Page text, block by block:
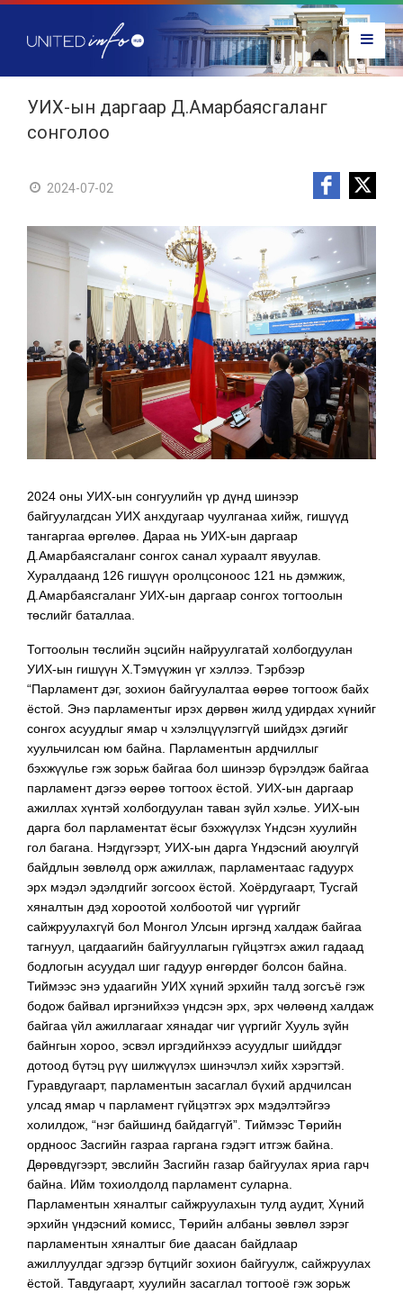
УИХ-ын даргаар Д.Амарбаясгаланг
сонголоо
2024-07-02
2024 оны УИХ-ын сонгуулийн үр дүнд шинээр
байгуулагдсан УИХ анхдугаар чуулганаа хийж, гишүүд
тангаргаа өргөлөө. Дараа нь УИХ-ын даргаар
Д.Амарбаясгаланг сонгох санал хураалт явуулав.
Хуралдаанд 126 гишүүн оролцсоноос 121 нь дэмжиж,
Д.Амарбаясгаланг УИХ-ын даргаар сонгох тогтоолын
төслийг баталлаа.
Тогтоолын төслийн эцсийн найруулгатай холбогдуулан
УИХ-ын гишүүн Х.Тэмүүжин үг хэллээ. Тэрбээр
“Парламент дэг, зохион байгуулалтаа өөрөө тогтоож байх
ёстой. Энэ парламентыг ирэх дөрвөн жилд удирдах хүнийг
сонгох асуудлыг ямар ч хэлэлцүүлэггүй шийдэх дэгийг
хуульчилсан юм байна. Парламентын ардчиллыг
бэхжүүлье гэж зорьж байгаа бол шинээр бүрэлдэж байгаа
парламент дэгээ өөрөө тогтоох ёстой. УИХ-ын даргаар
ажиллах хүнтэй холбогдуулан таван зүйл хэлье. УИХ-ын
дарга бол парламентат ёсыг бэхжүүлэх Үндсэн хуулийн
гол багана. Нэгдүгээрт, УИХ-ын дарга Үндэсний аюулгүй
байдлын зөвлөлд орж ажиллаж, парламентаас гадуурх
эрх мэдэл эдэлдгийг зогсоох ёстой. Хоёрдугаарт, Тусгай
хяналтын дэд хороотой холбоотой чиг үүргийг
сайжруулахгүй бол Монгол Улсын иргэнд халдаж байгаа
тагнуул, цагдаагийн байгууллагын гүйцэтгэх ажил гадаад
бодлогын асуудал шиг гадуур өнгөрдөг болсон байна.
Тиймээс энэ удаагийн УИХ хүний эрхийн талд зогсъё гэж
бодож байвал иргэнийхээ үндсэн эрх, эрх чөлөөнд халдаж
байгаа үйл ажиллагааг хянадаг чиг үүргийг Хууль зүйн
байнгын хороо, эсвэл иргэдийнхээ асуудлыг шийддэг
дотоод бүтэц рүү шилжүүлэх шинэчлэл хийх хэрэгтэй.
Гуравдугаарт, парламентын засаглал бүхий ардчилсан
улсад ямар ч парламент гүйцэтгэх эрх мэдэлтэйгээ
холилдож, “нэг байшинд байдаггүй”. Тиймээс Төрийн
ордноос Засгийн газраа гаргана гэдэгт итгэж байна.
Дөрөвдүгээрт, эвслийн Засгийн газар байгуулах яриа гарч
байна. Ийм тохиолдолд парламент суларна.
Парламентын хяналтыг сайжруулахын тулд аудит, Хүний
эрхийн үндэсний комисс, Төрийн албаны зөвлөл зэрэг
парламентын хяналтыг бие даасан байдлаар
ажиллуулдаг эдгээр бүтцийг зохион байгуулж, сайжруулах
ёстой. Тавдугаарт, хуулийн засаглал тогтооё гэж зорьж